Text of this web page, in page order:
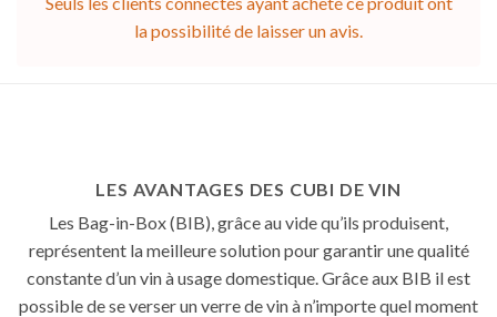
la possibilité de laisser un avis.
LES AVANTAGES DES CUBI DE VIN
Les Bag-in-Box (BIB), grâce au vide qu’ils produisent,
représentent la meilleure solution pour garantir une qualité
constante d’un vin à usage domestique. Grâce aux BIB il est
possible de se verser un verre de vin à n’importe quel moment